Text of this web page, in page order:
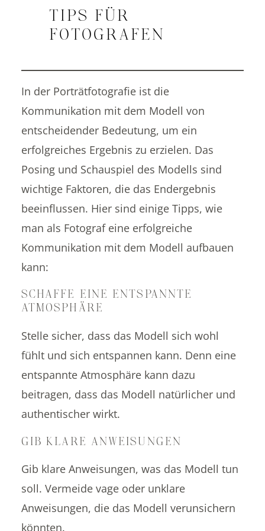
TIPS FÜR
FOTOGRAFEN
In der Porträtfotografie ist die
Kommunikation mit dem Modell von
entscheidender Bedeutung, um ein
erfolgreiches Ergebnis zu erzielen. Das
Posing und Schauspiel des Modells sind
wichtige Faktoren, die das Endergebnis
beeinflussen. Hier sind einige Tipps, wie
man als Fotograf eine erfolgreiche
Kommunikation mit dem Modell aufbauen
kann:
SCHAFFE EINE ENTSPANNTE
ATMOSPHÄRE
Stelle sicher, dass das Modell sich wohl
fühlt und sich entspannen kann. Denn eine
entspannte Atmosphäre kann dazu
beitragen, dass das Modell natürlicher und
authentischer wirkt.
GIB KLARE ANWEISUNGEN
Gib klare Anweisungen, was das Modell tun
soll. Vermeide vage oder unklare
Anweisungen, die das Modell verunsichern
könnten.